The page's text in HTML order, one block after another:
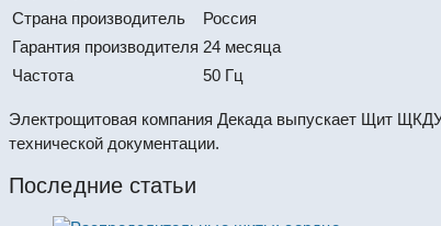
Страна производитель
Россия
Гарантия производителя 24 месяца
Частота
50 Гц
Электрощитовая компания Декада выпускает Щит
технической документации.
Последние статьи